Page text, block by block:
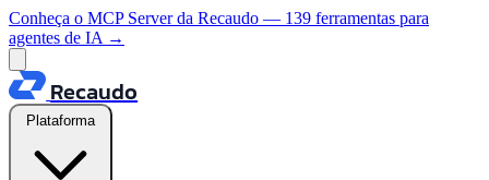
Conheça o MCP Server da Recaudo — 139 ferramentas para
agentes de IA →
Recaudo
Plataforma